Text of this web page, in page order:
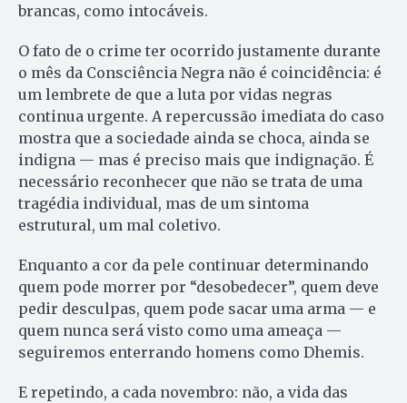
brancas, como intocáveis.
O fato de o crime ter ocorrido justamente durante
o mês da Consciência Negra não é coincidência: é
um lembrete de que a luta por vidas negras
continua urgente. A repercussão imediata do caso
mostra que a sociedade ainda se choca, ainda se
indigna — mas é preciso mais que indignação. É
necessário reconhecer que não se trata de uma
tragédia individual, mas de um sintoma
estrutural, um mal coletivo.
Enquanto a cor da pele continuar determinando
quem pode morrer por “desobedecer”, quem deve
pedir desculpas, quem pode sacar uma arma — e
quem nunca será visto como uma ameaça —
seguiremos enterrando homens como Dhemis.
E repetindo, a cada novembro: não, a vida das